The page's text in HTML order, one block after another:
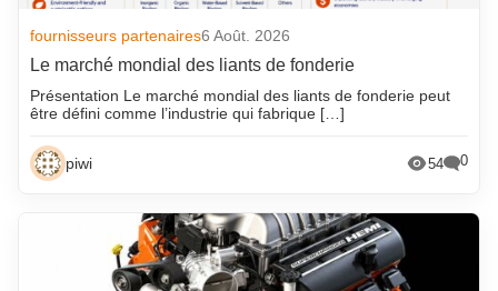
fournisseurs partenaires6 Août. 2026
Le marché mondial des liants de fonderie
Présentation Le marché mondial des liants de fonderie peut
être défini comme l’industrie qui fabrique […]
piwi 54 0